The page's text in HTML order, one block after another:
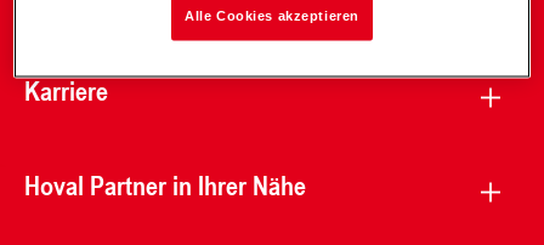
Karriere
Hoval Partner in Ihrer Nähe
Alle Cookies akzeptieren